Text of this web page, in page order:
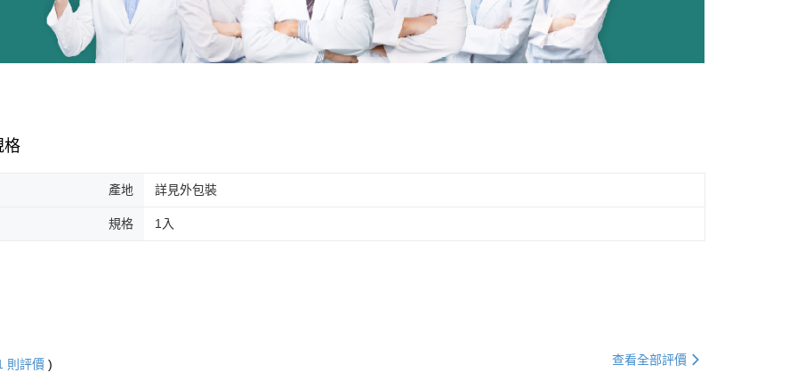
格
產地 詳見外包裝
規格 1入
則評價 ) 查看全部評價